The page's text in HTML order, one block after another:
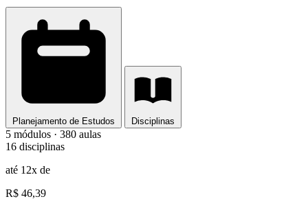
Planejamento de Estudos Disciplinas
5 módulos · 380 aulas
16 disciplinas
até 12x de
R$ 46,39